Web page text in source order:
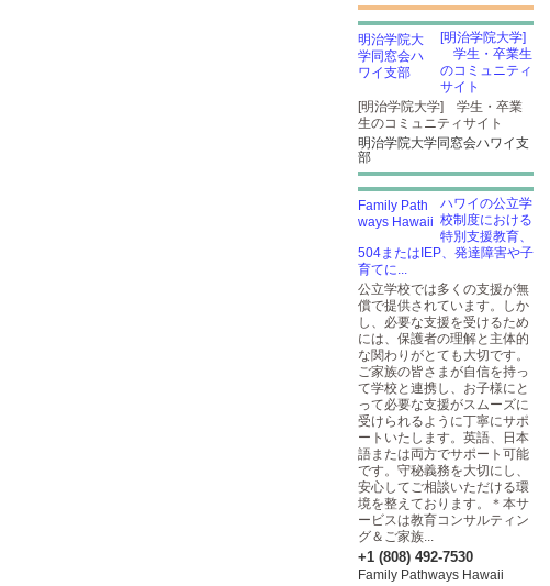
[明治学院大学]
学生・卒業生
のコミュニティ
サイト
[明治学院大学] 学生・卒業
生のコミュニティサイト
明治学院大学同窓会ハワイ支
部
ハワイの公立学
校制度における
特別支援教育、
504またはIEP、発達障害や子
育てに...
公立学校では多くの支援が無
償で提供されています。しか
し、必要な支援を受けるため
には、保護者の理解と主体的
な関わりがとても大切です。
ご家族の皆さまが自信を持っ
て学校と連携し、お子様にと
って必要な支援がスムーズに
受けられるように丁寧にサポ
ートいたします。英語、日本
語または両方でサポート可能
です。守秘義務を大切にし、
安心してご相談いただける環
境を整えております。＊本サ
ービスは教育コンサルティン
グ＆ご家族...
+1 (808) 492-7530
Family Pathways Hawaii